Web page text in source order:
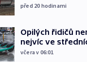
před 20 hodinami
Opilých řidičů
nejvíc ve
včera v 06:01